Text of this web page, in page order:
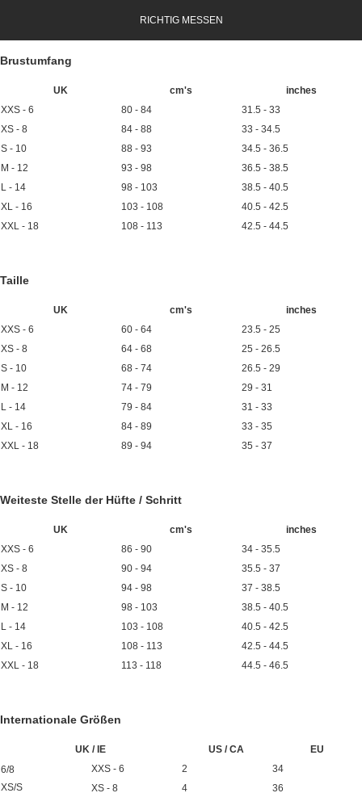
RICHTIG MESSEN
Brustumfang
UK cm's
inches
XXS - 6
80 - 84
31.5 - 33
XS - 8
84 - 88
33 - 34.5
S - 10
88 - 93
34.5 - 36.5
M - 12
93 - 98
36.5 - 38.5
L - 14
98 - 103
38.5 - 40.5
XL - 16
103 - 108
40.5 - 42.5
XXL - 18
108 - 113 42.5 - 44.5
Taille
UK cm's
inches
XXS - 6
60 - 64
23.5 - 25
XS - 8
64 - 68
25 - 26.5
S - 10
68 - 74
26.5 - 29
M - 12
74 - 79
29 - 31
L - 14
79 - 84
31 - 33
XL - 16
84 - 89
33 - 35
XXL - 18
89 - 94 35 - 37
Weiteste Stelle der Hüfte / Schritt
UK cm's
inches
XXS - 6
86 - 90
34 - 35.5
XS - 8
90 - 94
35.5 - 37
S - 10
94 - 98
37 - 38.5
M - 12
98 - 103
38.5 - 40.5
L - 14
103 - 108
40.5 - 42.5
XL - 16
108 - 113
42.5 - 44.5
XXL - 18
113 - 118 44.5 - 46.5
Internationale Größen
UK / IE US / CA
EU
6/8
XS/S
XXS - 6 2
34
XS - 8
4
36